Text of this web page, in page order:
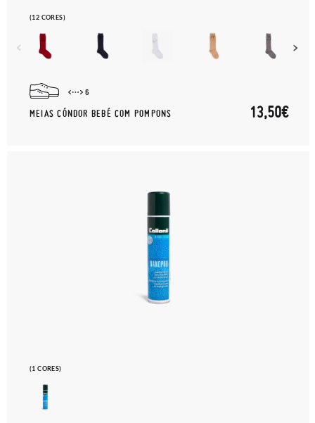
(12 CORES)
6
MEIAS CÓNDOR BEBÉ COM POMPONS 13,50€
(1 CORES)